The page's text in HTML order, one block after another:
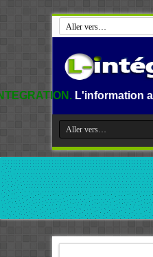
au Benin, en